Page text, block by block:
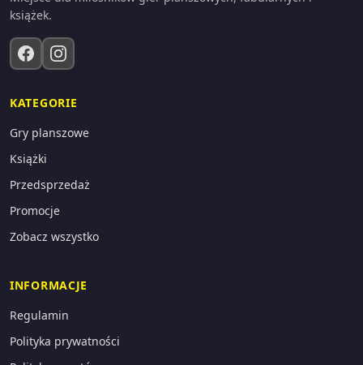
książek.
KATEGORIE
Gry planszowe
Książki
Przedsprzedaż
Promocje
Zobacz wszystko
INFORMACJE
Regulamin
Polityka prywatności